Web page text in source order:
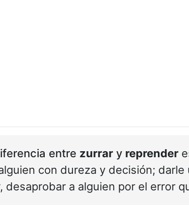
entre zurrary reprender
con dureza y decisión; darle
desaprobar a alguien por el error